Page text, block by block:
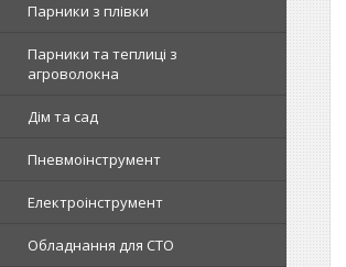
Парники з плівки
Парники та теплиці з
агроволокна
Дім та сад
Пневмоінструмент
Електроінструмент
Обладнання для СТО